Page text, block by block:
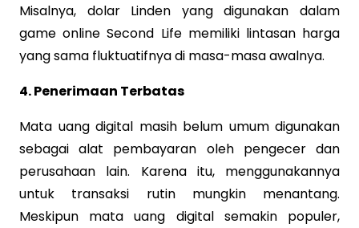
Misalnya, dolar Linden yang digunakan dalam
game online Second Life memiliki lintasan harga
yang sama fluktuatifnya di masa-masa awalnya.
4. Penerimaan Terbatas
Mata uang digital masih belum umum digunakan
sebagai alat pembayaran oleh pengecer dan
perusahaan lain. Karena itu, menggunakannya
untuk transaksi rutin mungkin menantang.
Meskipun mata uang digital semakin populer,